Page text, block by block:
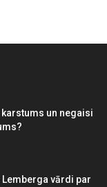
un negaisi
vārdi par